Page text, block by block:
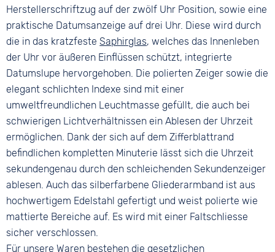
Herstellerschriftzug auf der zwölf Uhr Position, sowie eine
praktische Datumsanzeige auf drei Uhr. Diese wird durch
die in das kratzfesteSaphirglas, welches das Innenleben
der Uhr vor äußeren Einflüssen schützt, integrierte
Datumslupe hervorgehoben. Die polierten Zeiger sowie die
elegant schlichten Indexe sind mit einer
umweltfreundlichen Leuchtmasse gefüllt, die auch bei
schwierigen Lichtverhältnissen ein Ablesen der Uhrzeit
ermöglichen. Dank der sich auf dem Zifferblattrand
befindlichen kompletten Minuterie lässt sich die Uhrzeit
sekundengenau durch den schleichenden Sekundenzeiger
ablesen. Auch das silberfarbene Gliederarmband ist aus
hochwertigem Edelstahl gefertigt und weist polierte wie
mattierte Bereiche auf. Es wird mit einer Faltschliesse
sicher verschlossen.
Für unsere Waren bestehen die gesetzlichen